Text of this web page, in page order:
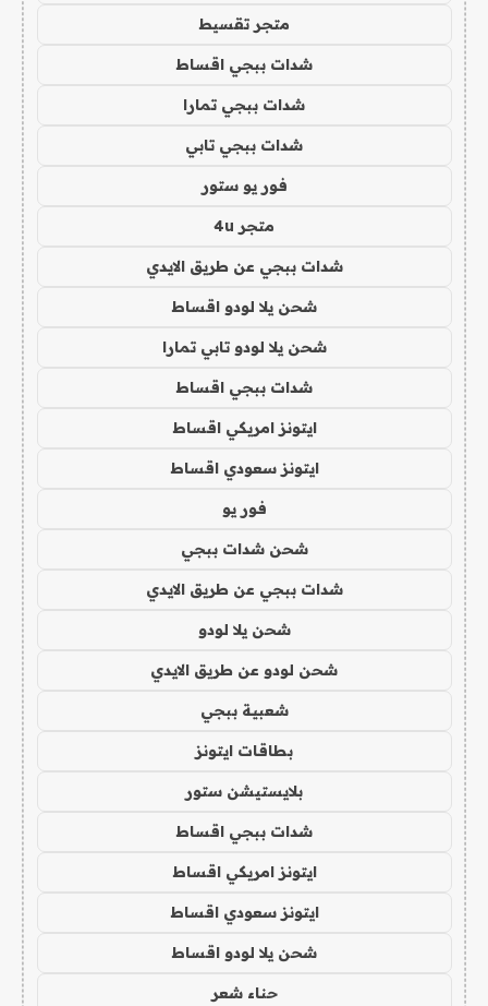
متجر تقسيط
شدات ببجي اقساط
شدات ببجي تمارا
شدات ببجي تابي
فور يو ستور
متجر 4u
شدات ببجي عن طريق الايدي
شحن يلا لودو اقساط
شحن يلا لودو تابي تمارا
شدات ببجي اقساط
ايتونز امريكي اقساط
ايتونز سعودي اقساط
فور يو
شحن شدات ببجي
شدات ببجي عن طريق الايدي
شحن يلا لودو
شحن لودو عن طريق الايدي
شعبية ببجي
بطاقات ايتونز
بلايستيشن ستور
شدات ببجي اقساط
ايتونز امريكي اقساط
ايتونز سعودي اقساط
شحن يلا لودو اقساط
حناء شعر